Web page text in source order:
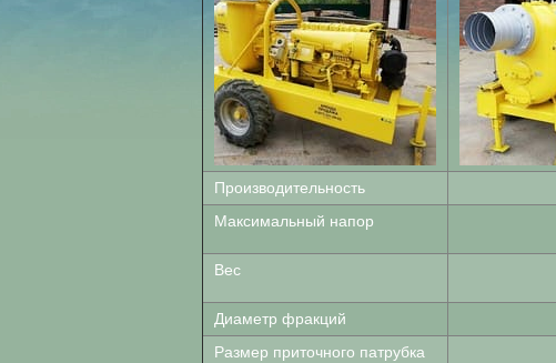
Производительность
Максимальный напор
Вес
Диаметр фракций
Размер приточного патрубка